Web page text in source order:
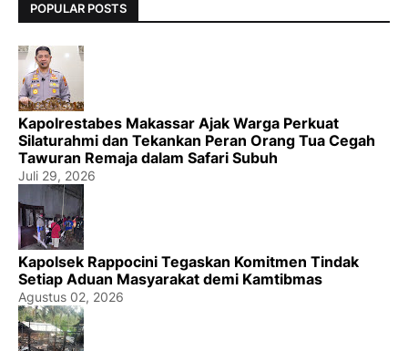
POPULAR POSTS
Kapolrestabes Makassar Ajak Warga Perkuat
Silaturahmi dan Tekankan Peran Orang Tua Cegah
Tawuran Remaja dalam Safari Subuh
Juli 29, 2026
Kapolsek Rappocini Tegaskan Komitmen Tindak
Setiap Aduan Masyarakat demi Kamtibmas
Agustus 02, 2026